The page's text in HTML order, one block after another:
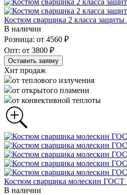
Костюм сварщика 2 класса
В наличии
Розница: от 4560 ₽
Опт: от 3800 ₽
Оставить заявку
Хит продаж
от теплового излучения
от открытого пламени
от конвективной теплоты
Костюм сварщика молескин ГОСТ
В наличии